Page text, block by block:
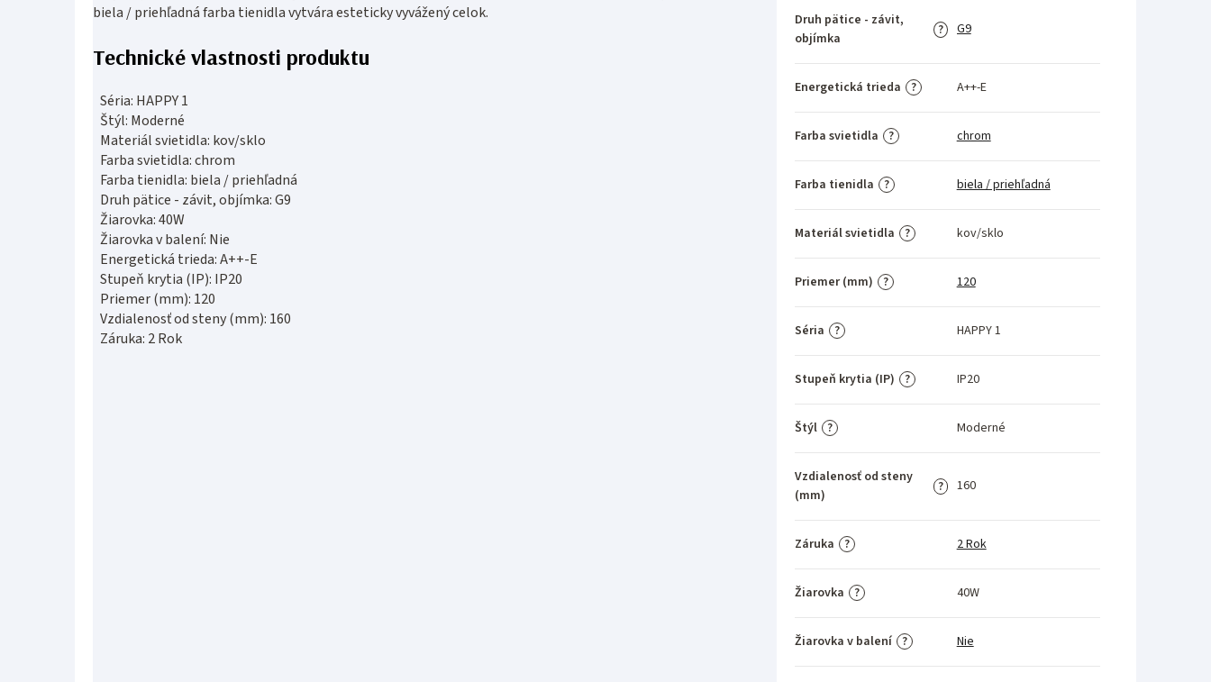
biela / priehľadná farba tienidla vytvára esteticky vyvážený celok.
Technické vlastnosti produktu
Séria: HAPPY 1
Štýl: Moderné
Materiál svietidla: kov/sklo
Farba svietidla: chrom
Farba tienidla: biela / priehľadná
Druh pätice - závit, objímka: G9
Žiarovka: 40W
Žiarovka v balení: Nie
Energetická trieda: A++-E
Stupeň krytia (IP): IP20
Priemer (mm): 120
Vzdialenosť od steny (mm): 160
Záruka: 2 Rok
?
Druh pätice - závit,
objímka
G9
?
Energetická trieda A++-E
?
Farba svietidla chrom
?
Farba tienidla biela / priehľadná
?
Materiál svietidla kov/sklo
?
Priemer (mm) 120
?
Séria HAPPY 1
?
Stupeň krytia (IP) IP20
?
Štýl Moderné
?
Vzdialenosť od steny
(mm)
160
?
Záruka 2 Rok
?
Žiarovka 40W
?
Žiarovka v balení Nie